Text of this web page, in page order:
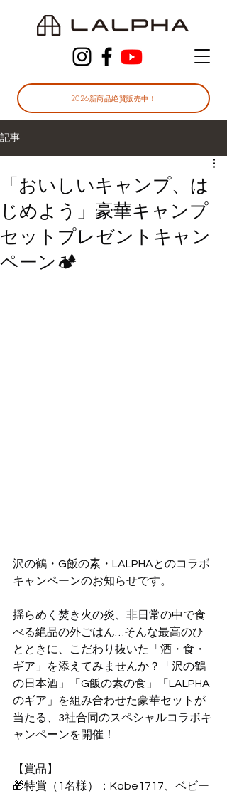
2026新商品絶賛販売中！
記事
「おいしいキャンプ、は
じめよう」豪華キャンプ
セットプレゼントキャン
ペーン🏕️
沢の鶴・G飯の素・LALPHAとのコラボ
キャンペーンのお知らせです。
揺らめく焚き火の炎、非日常の中で食
べる絶品の外ごはん…そんな最高のひ
とときに、こだわり抜いた「酒・食・
ギア」を添えてみませんか？「沢の鶴
の日本酒」「G飯の素の食」「LALPHA
のギア」を組み合わせた豪華セットが
当たる、3社合同のスペシャルコラボキ
ャンペーンを開催！
【賞品】
🎁特賞（1名様）：Kobe1717、ベビー